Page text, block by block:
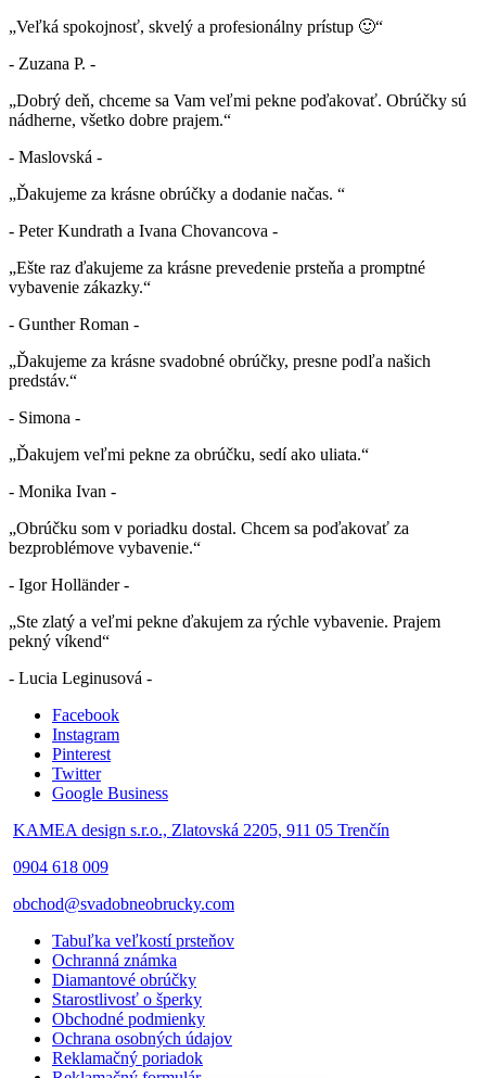
„Veľká spokojnosť, skvelý a profesionálny prístup 🙂“
- Zuzana P. -
„Dobrý deň, chceme sa Vam veľmi pekne poďakovať. Obrúčky sú
nádherne, všetko dobre prajem.“
- Maslovská -
„Ďakujeme za krásne obrúčky a dodanie načas. “
- Peter Kundrath a Ivana Chovancova -
„Ešte raz ďakujeme za krásne prevedenie prsteňa a promptné
vybavenie zákazky.“
- Gunther Roman -
„Ďakujeme za krásne svadobné obrúčky, presne podľa našich
predstáv.“
- Simona -
„Ďakujem veľmi pekne za obrúčku, sedí ako uliata.“
- Monika Ivan -
„Obrúčku som v poriadku dostal. Chcem sa poďakovať za
bezproblémove vybavenie.“
- Igor Holländer -
„Ste zlatý a veľmi pekne ďakujem za rýchle vybavenie. Prajem
pekný víkend“
- Lucia Leginusová -
Facebook
Instagram
Pinterest
Twitter
Google Business
KAMEA design s.r.o., Zlatovská 2205, 911 05 Trenčín
0904 618 009
obchod@svadobneobrucky.com
Tabuľka veľkostí prsteňov
Ochranná známka
Diamantové obrúčky
Starostlivosť o šperky
Obchodné podmienky
Ochrana osobných údajov
Reklamačný poriadok